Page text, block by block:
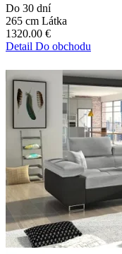
Do 30 dní
265 cm Látka
1320.00 €
Detail Do obchodu